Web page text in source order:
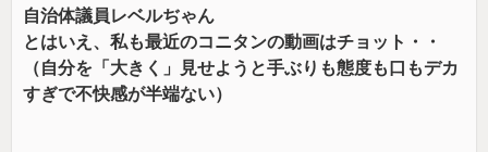
自治体議員レベルぢゃん
とはいえ、私も最近のコニタンの動画はチョット・・
（自分を「大きく」見せようと手ぶりも態度も口もデカ
すぎで不快感が半端ない）